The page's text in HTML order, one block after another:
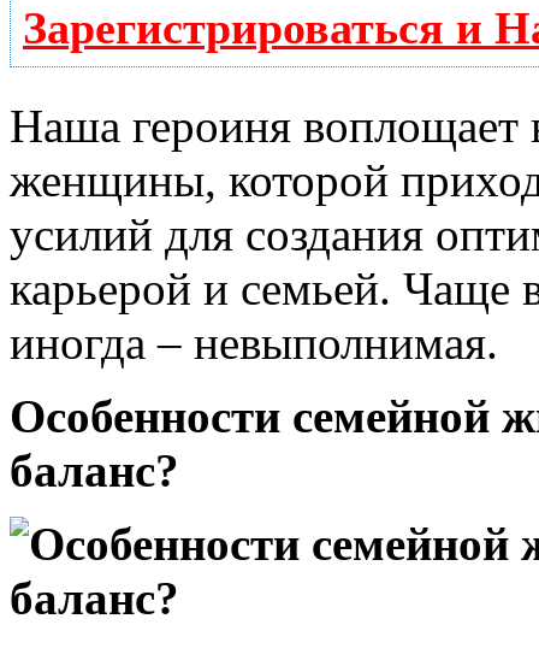
Зарегистрироваться и
Наша героиня воплощает
женщины, которой
усилий для создания
карьерой и семьей. Чаще
иногда – невыполнимая.
Особенности семейной
баланс?